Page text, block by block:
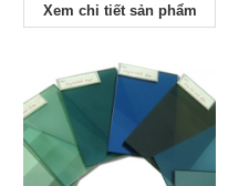
Xem chi tiết sản phẩm